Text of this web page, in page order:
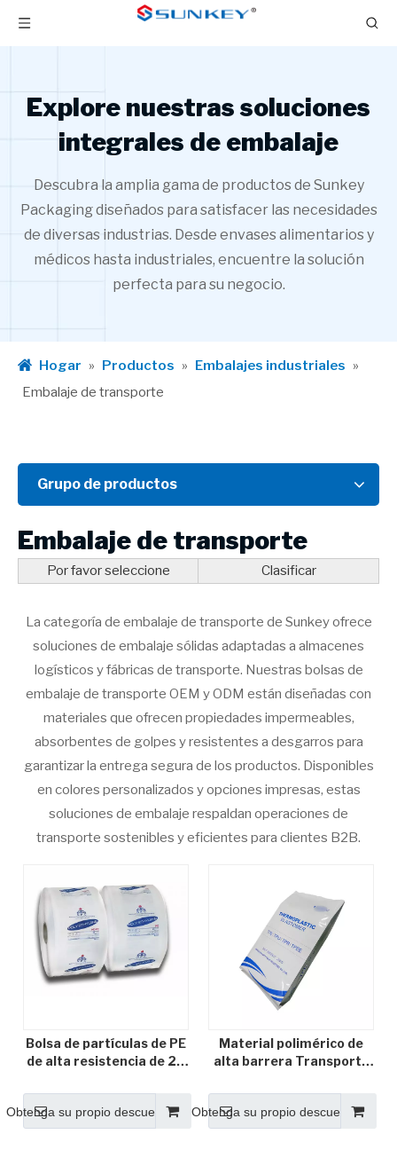
Explore nuestras soluciones
integrales de embalaje
Descubra la amplia gama de productos de Sunkey
Packaging diseñados para satisfacer las necesidades
de diversas industrias. Desde envases alimentarios y
médicos hasta industriales, encuentre la solución
perfecta para su negocio.
Hogar » Productos » Embalajes industriales »
Embalaje de transporte
Grupo de productos
Embalaje de transporte
Por favor seleccione Clasificar
La categoría de embalaje de transporte de Sunkey ofrece
soluciones de embalaje sólidas adaptadas a almacenes
logísticos y fábricas de transporte. Nuestras bolsas de
embalaje de transporte OEM y ODM están diseñadas con
materiales que ofrecen propiedades impermeables,
absorbentes de golpes y resistentes a desgarros para
garantizar la entrega segura de los productos. Disponibles
en colores personalizados y opciones impresas, estas
soluciones de embalaje respaldan operaciones de
transporte sostenibles y eficientes para clientes B2B.
Bolsa de partículas de PE
de alta resistencia de 25
de alta resistencia,
película de embalaje
automático
Obtenga su propio descuento
Material polimérico de
alta barrera Transporte
Obtenga su propio descuento